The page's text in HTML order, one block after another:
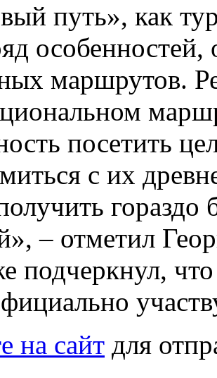
путь», как
маршрутов.
посетить
с их
гораздо
– отметил
подчеркнул,
на сайт для